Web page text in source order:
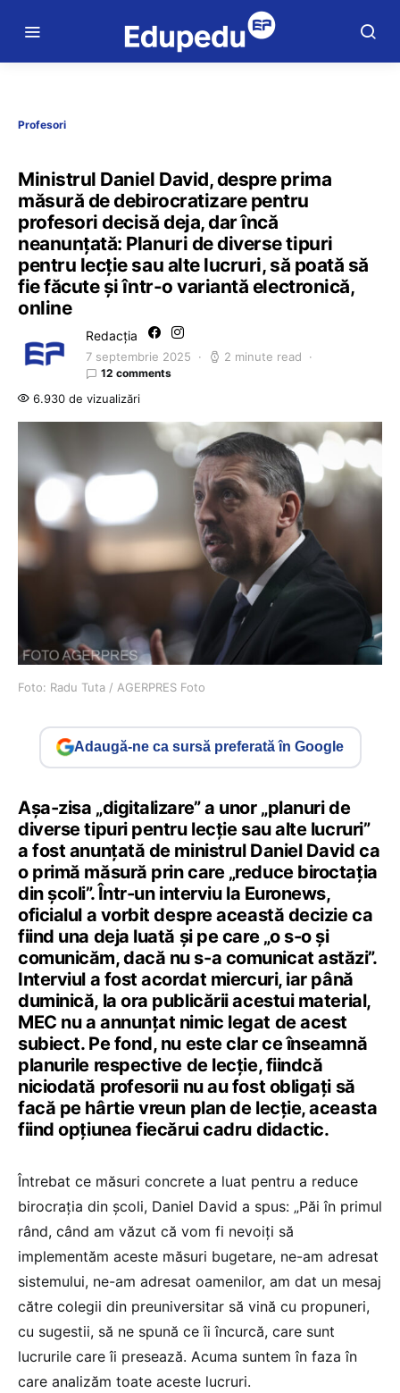
Profesori
Ministrul Daniel David, despre prima
măsură de debirocratizare pentru
profesori decisă deja, dar încă
neanunțată: Planuri de diverse tipuri
pentru lecție sau alte lucruri, să poată să
fie făcute și într-o variantă electronică,
online
Redacția
7 septembrie 2025 2 minute read
12 comments
6.930 de vizualizări
Foto: Radu Tuta / AGERPRES Foto
Adaugă-ne ca sursă preferată în Google
Așa-zisa „digitalizare” a unor „planuri de
diverse tipuri pentru lecție sau alte lucruri”
a fost anunțată de ministrul Daniel David ca
o primă măsură prin care „reduce biroctația
din școli”. Într-un interviu la Euronews,
oficialul a vorbit despre această decizie ca
fiind una deja luată și pe care „o s-o și
comunicăm, dacă nu s-a comunicat astăzi”.
Interviul a fost acordat miercuri, iar până
duminică, la ora publicării acestui material,
MEC nu a annunțat nimic legat de acest
subiect. Pe fond, nu este clar ce înseamnă
planurile respective de lecție, fiindcă
niciodată profesorii nu au fost obligați să
facă pe hârtie vreun plan de lecție, aceasta
fiind opțiunea fiecărui cadru didactic.
Întrebat ce măsuri concrete a luat pentru a reduce
birocrația din școli, Daniel David a spus: „Păi în primul
rând, când am văzut că vom fi nevoiți să
implementăm aceste măsuri bugetare, ne-am adresat
sistemului, ne-am adresat oamenilor, am dat un mesaj
către colegii din preuniversitar să vină cu propuneri,
cu sugestii, să ne spună ce îi încurcă, care sunt
lucrurile care îi presează. Acuma suntem în faza în
care analizăm toate aceste lucruri.